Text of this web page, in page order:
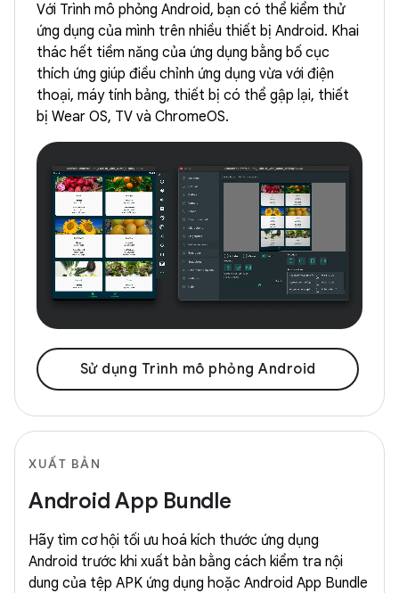
Với Trình mô phỏng Android, bạn có thể kiểm thử
ứng dụng của mình trên nhiều thiết bị Android. Khai
thác hết tiềm năng của ứng dụng bằng bố cục
thích ứng giúp điều chỉnh ứng dụng vừa với điện
thoại, máy tính bảng, thiết bị có thể gập lại, thiết
bị Wear OS, TV và ChromeOS.
Sử dụng Trình mô phỏng Android
XUẤT BẢN
Android App Bundle
Hãy tìm cơ hội tối ưu hoá kích thước ứng dụng
Android trước khi xuất bản bằng cách kiểm tra nội
dung của tệp APK ứng dụng hoặc Android App Bundle